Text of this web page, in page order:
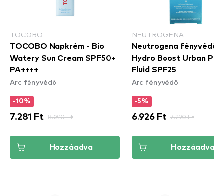
TOCOBO
TOCOBO Napkrém - Bio
Watery Sun Cream SPF50+
PA++++
Arc fényvédő
-10%
7.281 Ft 8.090 Ft
Hozzáadva
NEUTROGENA
Neutrogena fényvédő
Hydro Boost Urban
Fluid SPF25
Arc fényvédő
-5%
6.926 Ft 7.290 Ft
Hozzáadva